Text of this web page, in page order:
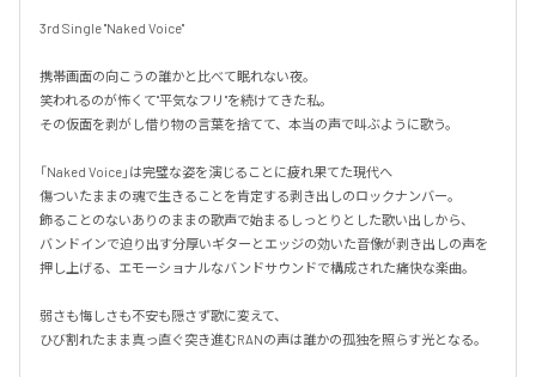
3rd Single "Naked Voice"
携帯画面の向こうの誰かと比べて眠れない夜。
笑われるのが怖くて"平気なフリ"を続けてきた私。
その仮面を剥がし借り物の言葉を捨てて、本当の声で叫ぶように歌う。
「Naked Voice」は完璧な姿を演じることに疲れ果てた現代へ
傷ついたままの魂で生きることを肯定する剥き出しのロックナンバー。
飾ることのないありのままの歌声で始まるしっとりとした歌い出しから、
バンドインで迫り出す分厚いギターとエッジの効いた音像が剥き出しの声を
押し上げる、エモーショナルなバンドサウンドで構成された痛快な楽曲。
弱さも悔しさも不安も隠さず歌に変えて、
ひび割れたまま真っ直ぐ突き進むRANの声は誰かの孤独を照らす光となる。